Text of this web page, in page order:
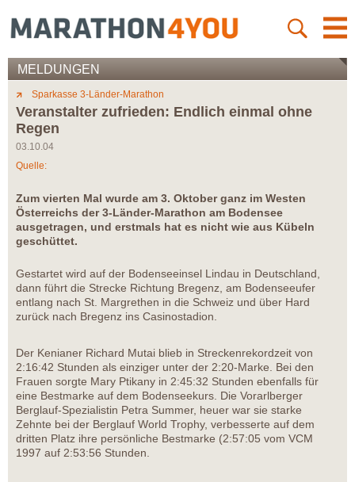
MELDUNGEN
Sparkasse 3-Länder-Marathon
Veranstalter zufrieden: Endlich einmal ohne
Regen
03.10.04
Quelle:
Zum vierten Mal wurde am 3. Oktober ganz im Westen
Österreichs der 3-Länder-Marathon am Bodensee
ausgetragen, und erstmals hat es nicht wie aus Kübeln
geschüttet.
Gestartet wird auf der Bodenseeinsel Lindau in Deutschland,
dann führt die Strecke Richtung Bregenz, am Bodenseeufer
entlang nach St. Margrethen in die Schweiz und über Hard
zurück nach Bregenz ins Casinostadion.
Der Kenianer Richard Mutai blieb in Streckenrekordzeit von
2:16:42 Stunden als einziger unter der 2:20-Marke. Bei den
Frauen sorgte Mary Ptikany in 2:45:32 Stunden ebenfalls für
eine Bestmarke auf dem Bodenseekurs. Die Vorarlberger
Berglauf-Spezialistin Petra Summer, heuer war sie starke
Zehnte bei der Berglauf World Trophy, verbesserte auf dem
dritten Platz ihre persönliche Bestmarke (2:57:05 vom VCM
1997 auf 2:53:56 Stunden.